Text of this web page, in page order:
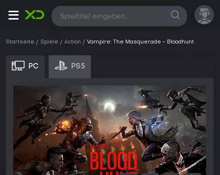
Alle
Startseite Spiele Action Vampire: The Masquerade - Bloodhunt
PC PS5